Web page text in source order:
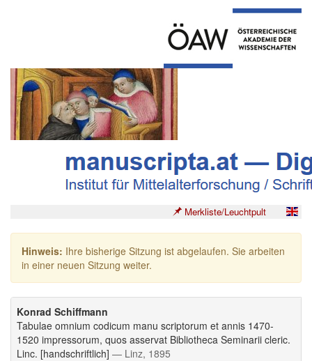
Merkliste/Leuchtpult
Hinweis: Ihre bisherige Sitzung ist abgelaufen. Sie arbeiten
in einer neuen Sitzung weiter.
Konrad Schiffmann
Tabulae omnium codicum manu scriptorum et annis 1470-
1520 impressorum, quos asservat Bibliotheca Seminarii cleric.
Linc. [handschriftlich] — Linz, 1895